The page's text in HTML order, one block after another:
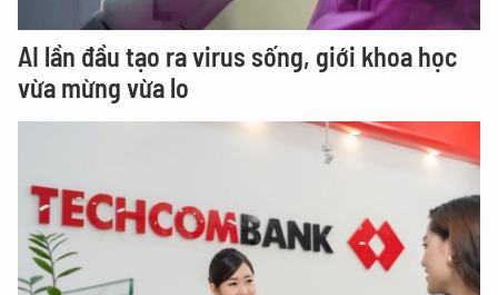
AI lần đầu tạo ra virus sống, giới khoa học
vừa mừng vừa lo